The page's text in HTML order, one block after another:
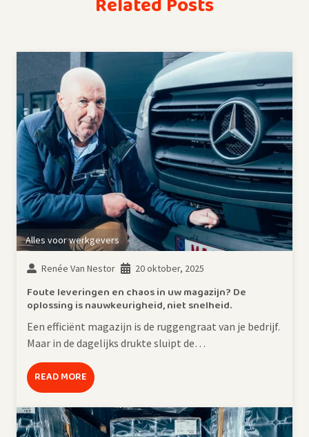
Alles voor werkgevers
Renée Van Nestor 20 oktober, 2025
Foute leveringen en chaos in uw magazijn? De
oplossing is nauwkeurigheid, niet snelheid.
Een efficiënt magazijn is de ruggengraat van je bedrijf.
Maar in de dagelijks drukte sluipt de…
READ MORE